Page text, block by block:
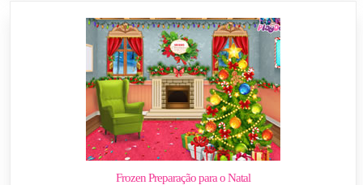
Frozen Preparação para o Natal